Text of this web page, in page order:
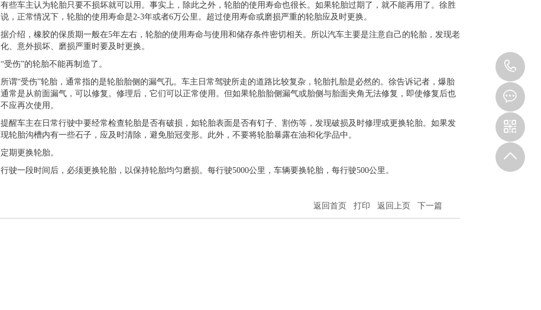
有些车主认为轮胎只要不损坏就可以用。事实上，除此之外，轮胎的使用寿命也很长。如果轮胎过期了，就不能再用了。徐胜
说，正常情况下，轮胎的使用寿命是2-3年或者6万公里。超过使用寿命或磨损严重的轮胎应及时更换。
据介绍，橡胶的保质期一般在5年左右，轮胎的使用寿命与使用和储存条件密切相关。所以汽车主要是注意自己的轮胎，发现老
化、意外损坏、磨损严重时要及时更换。
“受伤”的轮胎不能再制造了。
所谓“受伤”轮胎，通常指的是轮胎胎侧的漏气孔。车主日常驾驶所走的道路比较复杂，轮胎扎胎是必然的。徐告诉记者，爆胎
通常是从前面漏气，可以修复。修理后，它们可以正常使用。但如果轮胎胎侧漏气或胎侧与胎面夹角无法修复，即使修复后也
不应再次使用。
提醒车主在日常行驶中要经常检查轮胎是否有破损，如轮胎表面是否有钉子、割伤等，发现破损及时修理或更换轮胎。如果发
现轮胎沟槽内有一些石子，应及时清除，避免胎冠变形。此外，不要将轮胎暴露在油和化学品中。
定期更换轮胎。
行驶一段时间后，必须更换轮胎，以保持轮胎均匀磨损。每行驶5000公里，车辆要换轮胎，每行驶500公里。
返回首页 打印 返回上页 下一篇